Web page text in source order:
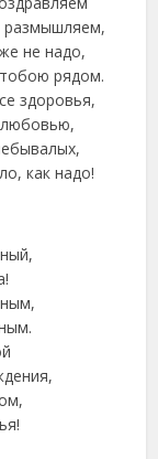
размышляем,
не надо,
рядом.
здоровья,
как надо!